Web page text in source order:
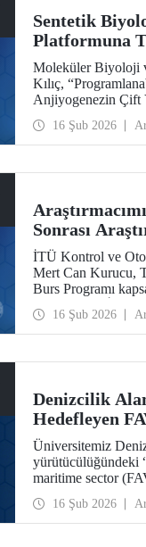
Sentetik
Platformuna
Moleküler Biyoloji
Kılıç,
Anjiyogenezin Çift
layık görüldü.
16 Şub 2026
Sonrası
İTÜ Kontrol ve
Mert Can Kurucu,
Burs Programı
16 Şub 2026
Denizcilik
Hedefleyen
Üniversitemiz
yürütücülüğündeki
maritime sector
16 Şub 2026